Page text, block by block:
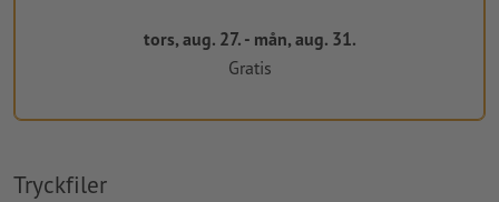
tors, aug. 27. - mån, aug. 31.
Gratis
Tryckfiler